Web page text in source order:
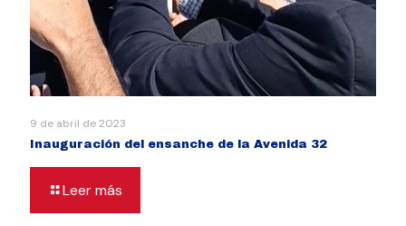
9 de abril de 2023
Inauguración del ensanche de la Avenida 32
Leer más